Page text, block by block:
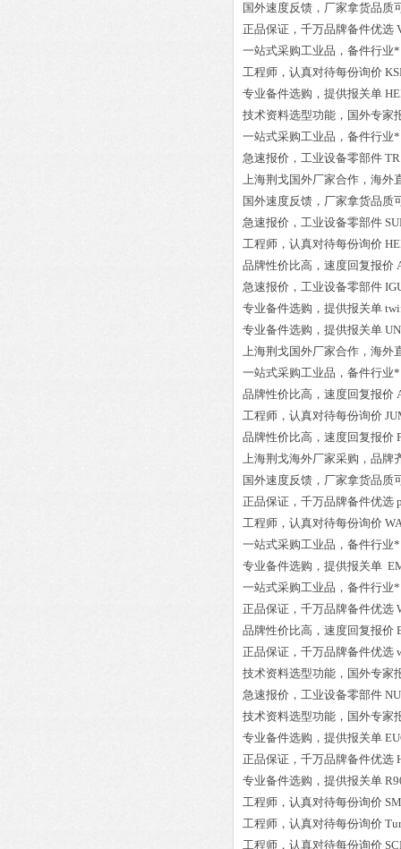
国外速度反馈，厂家拿货品质
正品保证 ，千万品牌备件优选
一站式采购工业品 ， 备件行业*
工程师 ，认真对待每份询价
专业备件选购 ，提供报关单
技术资料选型功能，国外专家
一站式采购工业品 ， 备件行业*
急速报价， 工业设备零部件
上海荆戈国外厂家合作，海外
国外速度反馈，厂家拿货品质
急速报价， 工业设备零部件
工程师 ，认真对待每份询价
品牌性价比高 ，速度回复报价
急速报价， 工业设备零部件
专业备件选购 ，提供报关单
专业备件选购 ，提供报关单
上海荆戈国外厂家合作，海外
一站式采购工业品 ， 备件行业*
品牌性价比高 ，速度回复报价
工程师 ，认真对待每份询价
品牌性价比高 ，速度回复报价
上海荆戈海外厂家采购 ，品牌
国外速度反馈，厂家拿货品质
正品保证 ，千万品牌备件优选
工程师 ，认真对待每份询价
一站式采购工业品 ， 备件行业*
专业备件选购 ，提供报关单
一站式采购工业品 ， 备件行业*
正品保证 ，千万品牌备件优选
品牌性价比高 ，速度回复报价
正品保证 ，千万品牌备件优选
技术资料选型功能，国外专家
急速报价， 工业设备零部件
技术资料选型功能，国外专家
专业备件选购 ，提供报关单
正品保证 ，千万品牌备件优选
专业备件选购 ，提供报关单
工程师 ，认真对待每份询价
工程师 ，认真对待每份询价
工程师 ，认真对待每份询价